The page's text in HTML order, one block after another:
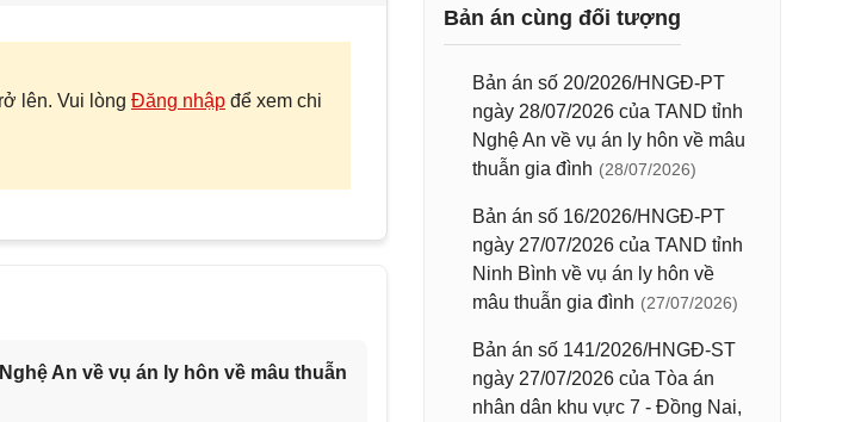
lên. Vui lòng Đăng nhập để xem chi
An về vụ án ly hôn về mâu thuẫn
Bản án cùng đối tượng
Bản án số 20/2026/HNGĐ-PT
ngày 28/07/2026 của TAND tỉnh
Nghệ An về vụ án ly hôn về mâu
thuẫn gia đình (28/07/2026)
Bản án số 16/2026/HNGĐ-PT
ngày 27/07/2026 của TAND tỉnh
Ninh Bình về vụ án ly hôn về
mâu thuẫn gia đình (27/07/2026)
Bản án số 141/2026/HNGĐ-ST
ngày 27/07/2026 của Tòa án
nhân dân khu vực 7 - Đồng Nai,